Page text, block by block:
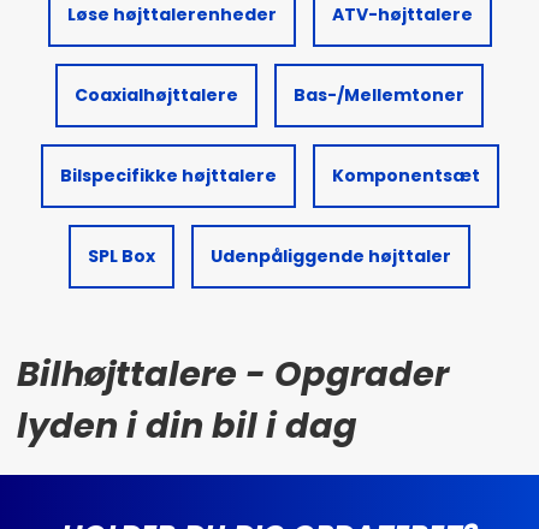
Løse højttalerenheder ATV-højttalere
Coaxialhøjttalere Bas-/Mellemtoner
Bilspecifikke højttalere Komponentsæt
SPL Box Udenpåliggende højttaler
Bilhøjttalere - Opgrader
lyden i din bil i dag